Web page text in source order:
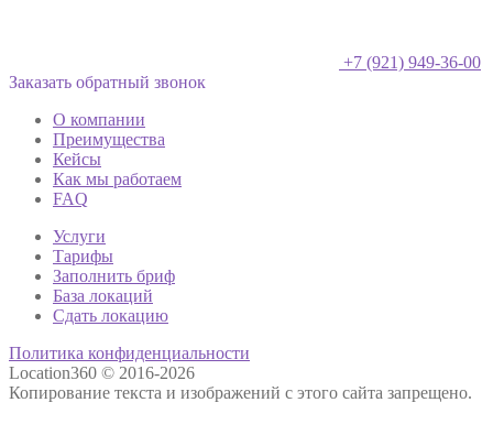
+7 (921) 949-36-00
Заказать обратный звонок
О компании
Преимущества
Кейсы
Как мы работаем
FAQ
Услуги
Тарифы
Заполнить бриф
База локаций
Сдать локацию
Политика конфиденциальности
Location360 © 2016-2026
Копирование текста и изображений с этого сайта запрещено.